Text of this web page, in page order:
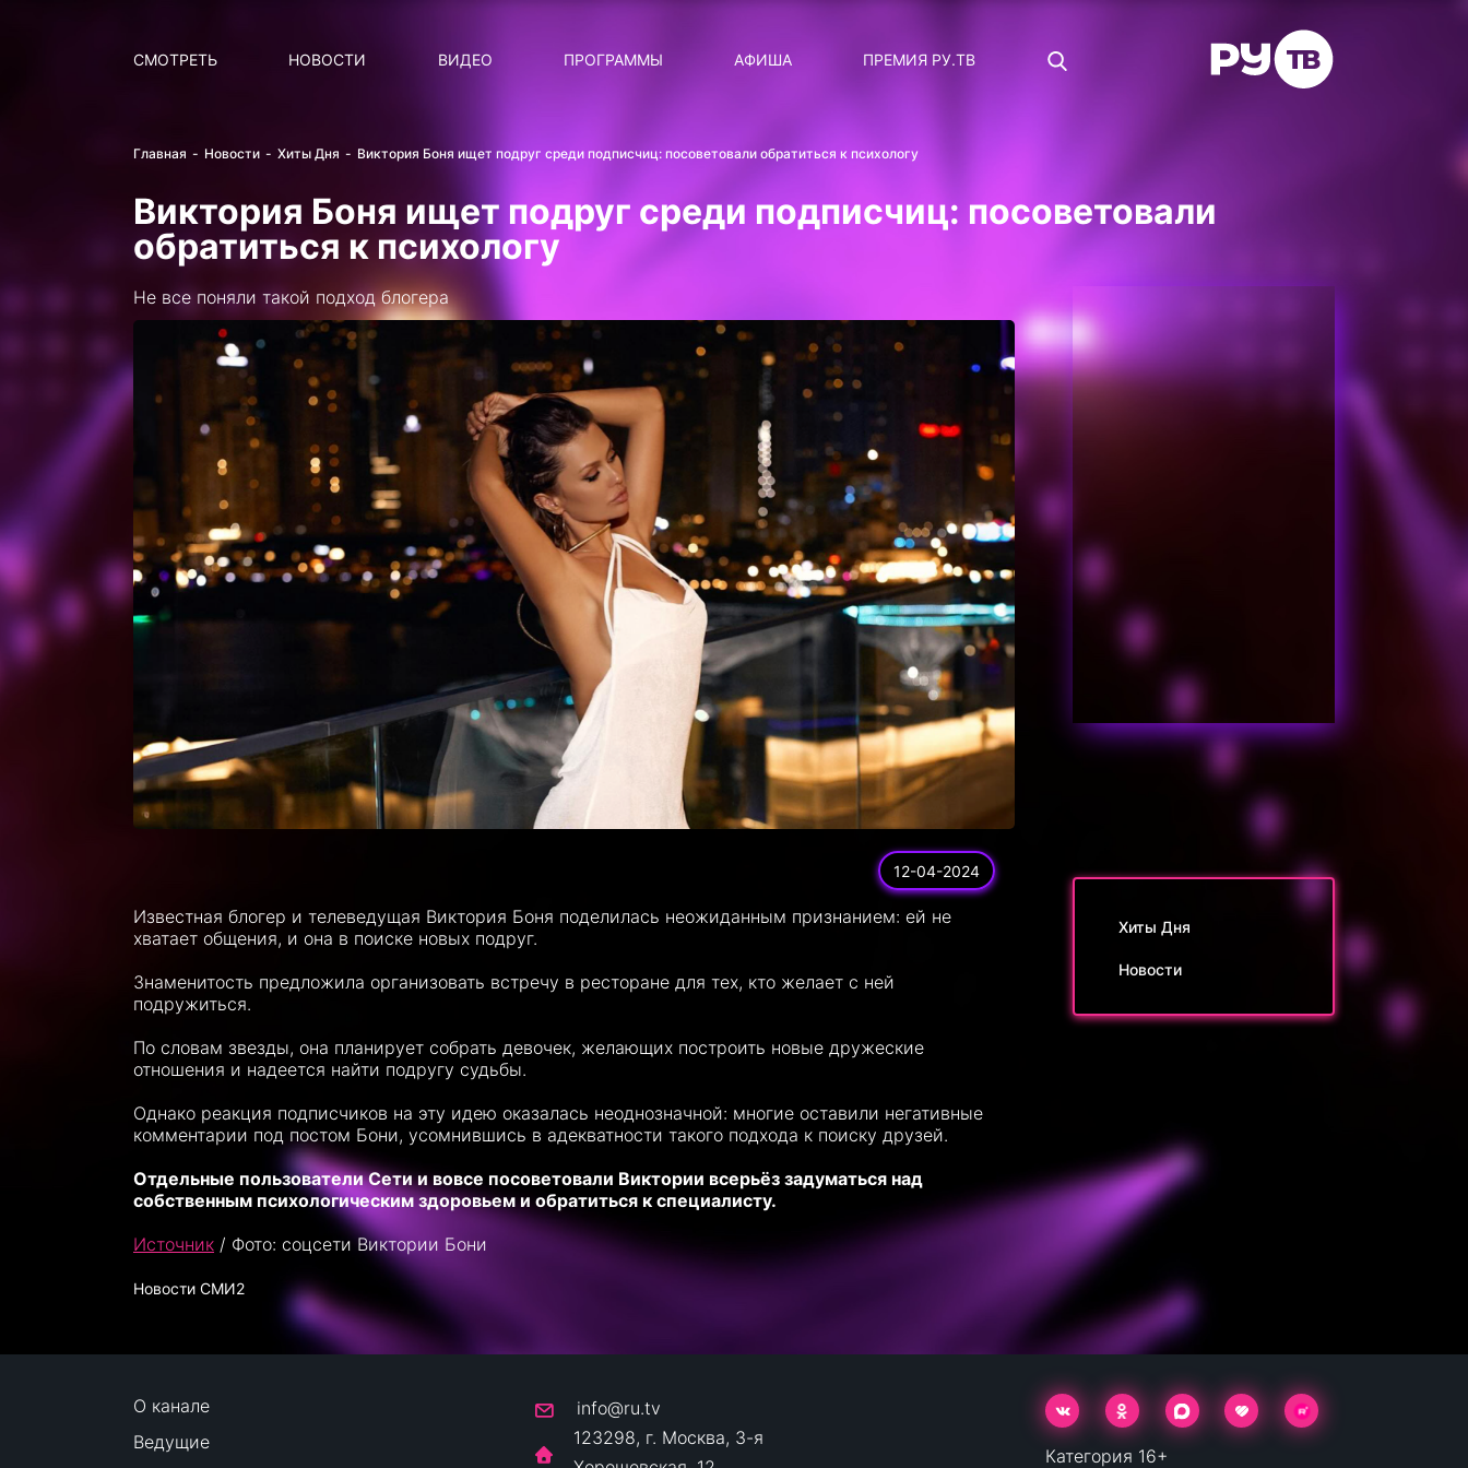
СМОТРЕТЬ НОВОСТИ
ВИДЕО
ПРОГРАММЫ
СТАТУС: В СЕТИ
ДОТЯНИСЬ ДО ЗВЁЗД
АФИША ПРЕМИЯ РУ.ТВ
Главная Новости Хиты Дня Виктория Боня ищет подруг среди подписчиц: посоветовали обратиться к психологу
Виктория Боня ищет подруг среди подписчиц: посоветовали
обратиться к психологу
Не все поняли такой подход блогера
12-04-2024
Известная блогер и телеведущая Виктория Боня поделилась неожиданным признанием: ей не
хватает общения, и она в поиске новых подруг.
Знаменитость предложила организовать встречу в ресторане для тех, кто желает с ней
подружиться.
По словам звезды, она планирует собрать девочек, желающих построить новые дружеские
отношения и надеется найти подругу судьбы.
Однако реакция подписчиков на эту идею оказалась неоднозначной: многие оставили негативные
комментарии под постом Бони, усомнившись в адекватности такого подхода к поиску друзей.
Отдельные пользователи Сети и вовсе посоветовали Виктории всерьёз задуматься над
собственным психологическим здоровьем и обратиться к специалисту.
Источник / Фото: соцсети Виктории Бони
Новости СМИ2
Хиты Дня
Новости
О канале
Ведущие
info@ru.tv
123298, г. Москва, 3-я
Категория 16+